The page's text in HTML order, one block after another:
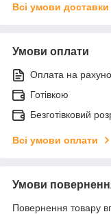
Всі умови доставки
Умови оплати
Оплата на
Готівкою
Безготівковий
Всі умови оплати
Умови
Повернення товару